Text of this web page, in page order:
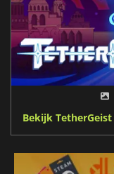
Bekijk